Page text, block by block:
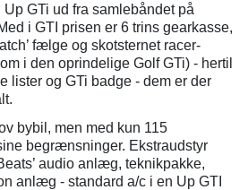
Up GTi ud fra samlebåndet på
i GTI prisen er 6 trins gearkasse,
fælge og skotsternet racer-
i den oprindelige Golf GTi) - hertil
lister og GTi badge - dem er der
bybil, men med kun 115
begrænsninger. Ekstraudstyr
audio anlæg, teknikpakke,
anlæg - standard a/c i en Up GTI